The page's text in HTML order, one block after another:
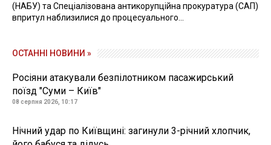
(НАБУ) та Спеціалізована антикорупційна прокуратура (САП)
впритул наблизилися до процесуального...
ОСТАННІ НОВИНИ »
Росіяни атакували безпілотником пасажирський
поїзд "Суми – Київ"
08 серпня 2026, 10:17
Нічний удар по Київщині: загинули 3-річний хлопчик,